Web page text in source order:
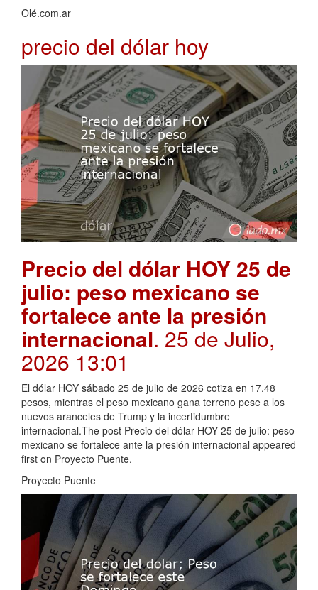
Olé.com.ar
precio del dólar hoy
Precio del dólar HOY 25 de
julio: peso mexicano se
fortalece ante la presión
internacional. 25 de Julio,
2026 13:01
El dólar HOY sábado 25 de julio de 2026 cotiza en 17.48
pesos, mientras el peso mexicano gana terreno pese a los
nuevos aranceles de Trump y la incertidumbre
internacional.The post Precio del dólar HOY 25 de julio: peso
mexicano se fortalece ante la presión internacional appeared
first on Proyecto Puente.
Proyecto Puente